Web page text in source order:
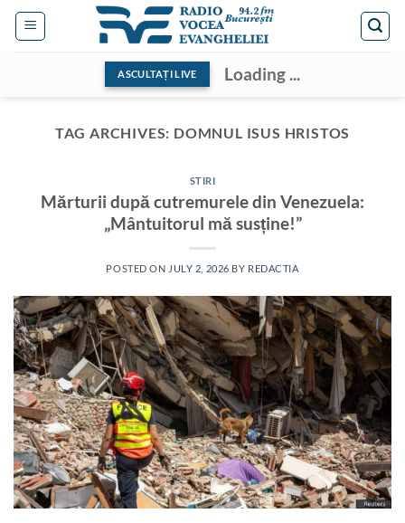
Skip
ASCULTAȚI LIVE Loading ...
TAG ARCHIVES: DOMNUL ISUS HRISTOS
STIRI
Mărturii după cutremurele din Venezuela:
„Mântuitorul mă susține!”
POSTED ON JULY 2, 2026 BY REDACTIA